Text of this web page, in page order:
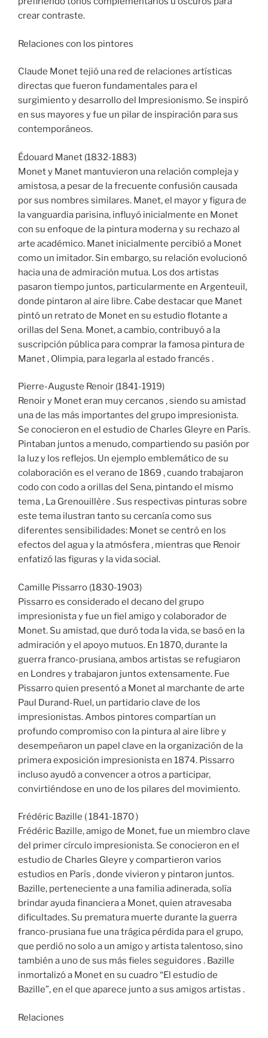
crear contraste.
Relaciones con los pintores
Claude Monet tejió una red de relaciones artísticas
directas que fueron fundamentales para el
surgimiento y desarrollo del Impresionismo. Se inspiró
en sus mayores y fue un pilar de inspiración para sus
contemporáneos.
Édouard Manet (1832-1883)
Monet y Manet mantuvieron una relación compleja y
amistosa, a pesar de la frecuente confusión causada
por sus nombres similares. Manet, el mayor y figura de
la vanguardia parisina, influyó inicialmente en Monet
con su enfoque de la pintura moderna y su rechazo al
arte académico. Manet inicialmente percibió a Monet
como un imitador. Sin embargo, su relación evolucionó
hacia una de admiración mutua. Los dos artistas
pasaron tiempo juntos, particularmente en Argenteuil,
donde pintaron al aire libre. Cabe destacar que Manet
pintó un retrato de Monet en su estudio flotante a
orillas del Sena. Monet, a cambio, contribuyó a la
suscripción pública para comprar la famosa pintura de
Manet , Olimpia, para legarla al estado francés .
Pierre-Auguste Renoir (1841-1919)
Renoir y Monet eran muy cercanos , siendo su amistad
una de las más importantes del grupo impresionista.
Se conocieron en el estudio de Charles Gleyre en París.
Pintaban juntos a menudo, compartiendo su pasión por
la luz y los reflejos. Un ejemplo emblemático de su
colaboración es el verano de 1869 , cuando trabajaron
codo con codo a orillas del Sena, pintando el mismo
tema , La Grenouillère . Sus respectivas pinturas sobre
este tema ilustran tanto su cercanía como sus
diferentes sensibilidades: Monet se centró en los
efectos del agua y la atmósfera , mientras que Renoir
enfatizó las figuras y la vida social.
Camille Pissarro (1830-1903)
Pissarro es considerado el decano del grupo
impresionista y fue un fiel amigo y colaborador de
Monet. Su amistad, que duró toda la vida, se basó en la
admiración y el apoyo mutuos. En 1870, durante la
guerra franco-prusiana, ambos artistas se refugiaron
en Londres y trabajaron juntos extensamente. Fue
Pissarro quien presentó a Monet al marchante de arte
Paul Durand-Ruel, un partidario clave de los
impresionistas. Ambos pintores compartían un
profundo compromiso con la pintura al aire libre y
desempeñaron un papel clave en la organización de la
primera exposición impresionista en 1874. Pissarro
incluso ayudó a convencer a otros a participar,
convirtiéndose en uno de los pilares del movimiento.
Frédéric Bazille ( 1841-1870 )
Frédéric Bazille, amigo de Monet, fue un miembro clave
del primer círculo impresionista. Se conocieron en el
estudio de Charles Gleyre y compartieron varios
estudios en París , donde vivieron y pintaron juntos.
Bazille, perteneciente a una familia adinerada, solía
brindar ayuda financiera a Monet, quien atravesaba
dificultades. Su prematura muerte durante la guerra
franco-prusiana fue una trágica pérdida para el grupo,
que perdió no solo a un amigo y artista talentoso, sino
también a uno de sus más fieles seguidores . Bazille
inmortalizó a Monet en su cuadro “El estudio de
Bazille”, en el que aparece junto a sus amigos artistas .
Relaciones